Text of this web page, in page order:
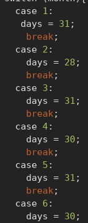
    case
1 :
     days =
31 ;
break;
    case
2 :
      days =
28 ;
break;
    case
3 :
      days =
31 ;
break;
    case
4:
      days =
30 ;
break;
    case
5 :
      days =
31 ;
break;
    case
6 :
      days =
30 ;